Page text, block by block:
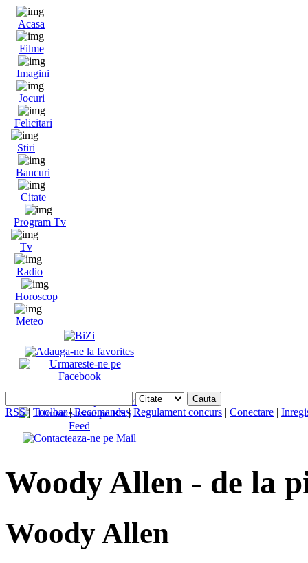
Acasa
Filme
Imagini
Jocuri
Felicitari
Stiri
Bancuri
Citate
Program Tv
Tv
Radio
Horoscop
Meteo
RSS| Toolbar|Recomanda|Regulament concurs | Conectare |
Woody Allen - de la
Woody Allen